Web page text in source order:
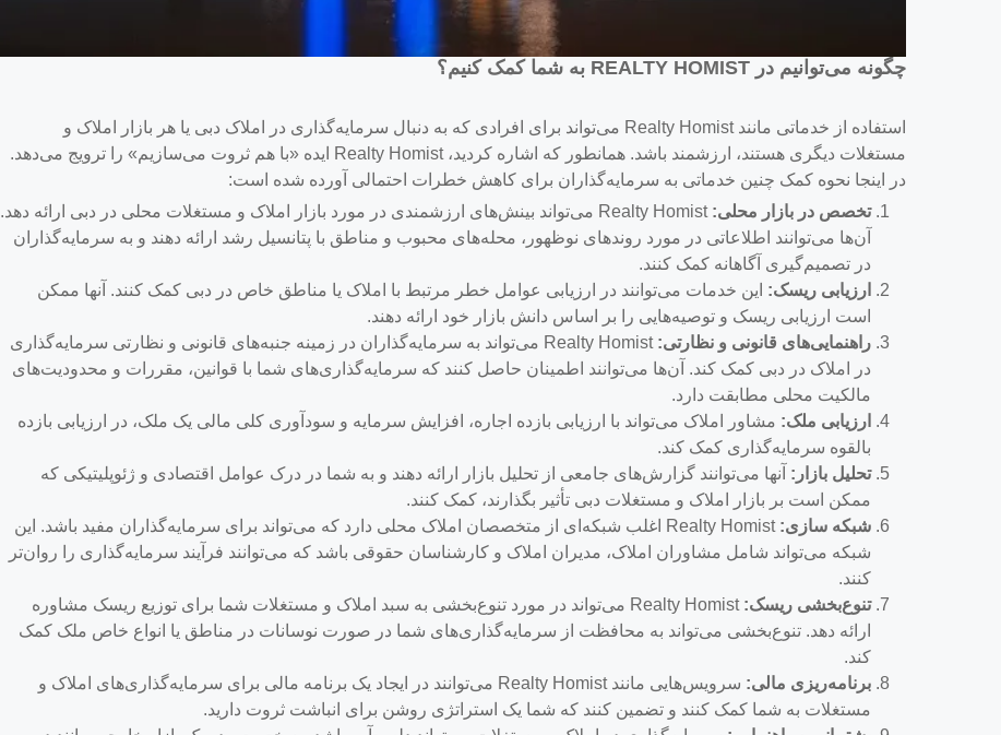
چگونه می‌توانیم در REALTY HOMIST به شما کمک کنیم؟
استفاده از خدماتی مانند Realty Homist می‌تواند برای افرادی که به دنبال سرمایه‌گذاری در املاک دبی یا هر بازار املاک و
مستغلات دیگری هستند، ارزشمند باشد. همانطور که اشاره کردید، Realty Homist ایده «با هم ثروت می‌سازیم» را ترویج می‌دهد.
در اینجا نحوه کمک چنین خدماتی به سرمایه‌گذاران برای کاهش خطرات احتمالی آورده شده است:
تخصص در بازار محلی:
Realty Homist می‌تواند بینش‌های ارزشمندی در مورد بازار املاک و مستغلات محلی در دبی ارائه دهد.
آن‌ها می‌توانند اطلاعاتی در مورد روندهای نوظهور، محله‌های محبوب و مناطق با پتانسیل رشد ارائه دهند و به سرمایه‌گذاران
در تصمیم‌گیری آگاهانه کمک کنند.
ارزیابی ریسک: این خدمات می‌توانند در ارزیابی عوامل خطر مرتبط با املاک یا مناطق خاص در دبی کمک کنند. آنها ممکن
است ارزیابی ریسک و توصیه‌هایی را بر اساس دانش بازار خود ارائه دهند.
راهنمایی‌های قانونی و نظارتی:
Realty Homist می‌تواند به سرمایه‌گذاران در زمینه جنبه‌های قانونی و نظارتی سرمایه‌گذاری
در املاک در دبی کمک کند. آن‌ها می‌توانند اطمینان حاصل کنند که سرمایه‌گذاری‌های شما با قوانین، مقررات و محدودیت‌های
مالکیت محلی مطابقت دارد.
ارزیابی ملک: مشاور املاک می‌تواند با ارزیابی بازده اجاره، افزایش سرمایه و سودآوری کلی مالی یک ملک، در ارزیابی بازده
بالقوه سرمایه‌گذاری کمک کند.
تحلیل بازار: آنها می‌توانند گزارش‌های جامعی از تحلیل بازار ارائه دهند و به شما در درک عوامل اقتصادی و ژئوپلیتیکی که
ممکن است بر بازار املاک و مستغلات دبی تأثیر بگذارند، کمک کنند.
شبکه سازی:
Realty Homist اغلب شبکه‌ای از متخصصان املاک محلی دارد که می‌تواند برای سرمایه‌گذاران مفید باشد. این
شبکه می‌تواند شامل مشاوران املاک، مدیران املاک و کارشناسان حقوقی باشد که می‌توانند فرآیند سرمایه‌گذاری را روان‌تر
کنند.
تنوع‌بخشی ریسک:
Realty Homist می‌تواند در مورد تنوع‌بخشی به سبد املاک و مستغلات شما برای توزیع ریسک مشاوره
ارائه دهد. تنوع‌بخشی می‌تواند به محافظت از سرمایه‌گذاری‌های شما در صورت نوسانات در مناطق یا انواع خاص ملک کمک
کند.
برنامه‌ریزی مالی:
سرویس‌هایی مانند Realty Homist می‌توانند در ایجاد یک برنامه مالی برای سرمایه‌گذاری‌های املاک و
مستغلات به شما کمک کنند و تضمین کنند که شما یک استراتژی روشن برای انباشت ثروت دارید.